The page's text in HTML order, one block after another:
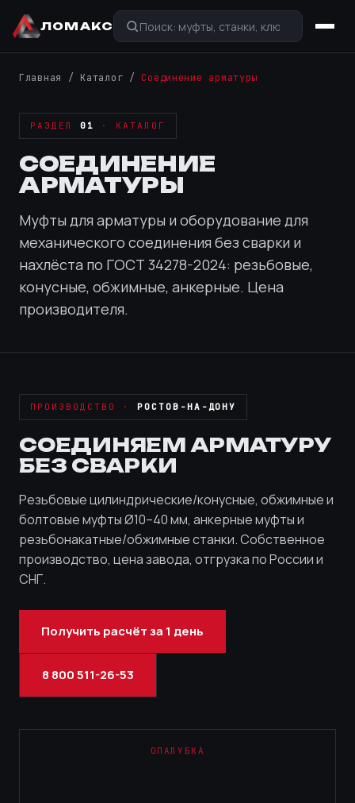
ЛОМАКС
Главная / Каталог /Соединение арматуры
РАЗДЕЛ 01 · КАТАЛОГ
СОЕДИНЕНИЕ
АРМАТУРЫ
Муфты для арматуры и оборудование для
механического соединения без сварки и
нахлёста по ГОСТ 34278-2024: резьбовые,
конусные, обжимные, анкерные. Цена
производителя.
ПРОИЗВОДСТВО · РОСТОВ-НА-ДОНУ
СОЕДИНЯЕМ АРМАТУРУ
БЕЗ СВАРКИ
Резьбовые цилиндрические/конусные, обжимные и
болтовые муфты Ø10–40 мм, анкерные муфты и
резьбонакатные/обжимные станки. Собственное
производство, цена завода, отгрузка по России и
СНГ.
Получить расчёт за 1 день
8 800 511-26-53
ОПАЛУБКА